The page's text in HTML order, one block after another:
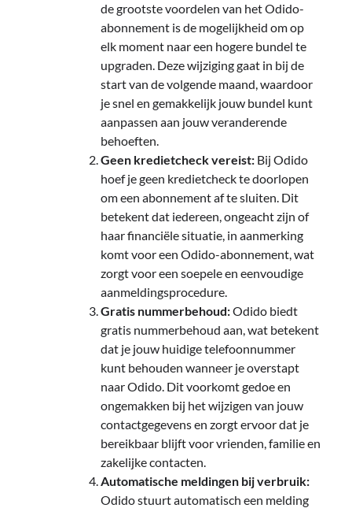
de grootste voordelen van het Odido-
abonnement is de mogelijkheid om op
elk moment naar een hogere bundel te
upgraden. Deze wijziging gaat in bij de
start van de volgende maand, waardoor
je snel en gemakkelijk jouw bundel kunt
aanpassen aan jouw veranderende
behoeften.
Geen kredietcheck vereist: Bij Odido
hoef je geen kredietcheck te doorlopen
om een abonnement af te sluiten. Dit
betekent dat iedereen, ongeacht zijn of
haar financiële situatie, in aanmerking
komt voor een Odido-abonnement, wat
zorgt voor een soepele en eenvoudige
aanmeldingsprocedure.
Gratis nummerbehoud:Odido biedt
gratis nummerbehoud aan, wat betekent
dat je jouw huidige telefoonnummer
kunt behouden wanneer je overstapt
naar Odido. Dit voorkomt gedoe en
ongemakken bij het wijzigen van jouw
contactgegevens en zorgt ervoor dat je
bereikbaar blijft voor vrienden, familie en
zakelijke contacten.
Automatische meldingen bij verbruik:
Odido stuurt automatisch een melding